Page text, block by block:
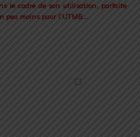
le cadre de son utilisation, parfaite
peu moins pour l’UTMB…